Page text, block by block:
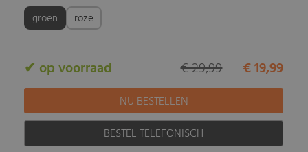
groen roze
✔ op voorraad € 19,99
€ 29,99
BESTEL TELEFONISCH